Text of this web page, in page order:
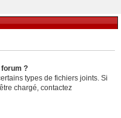
?
types de fichiers joints. Si
chargé, contactez